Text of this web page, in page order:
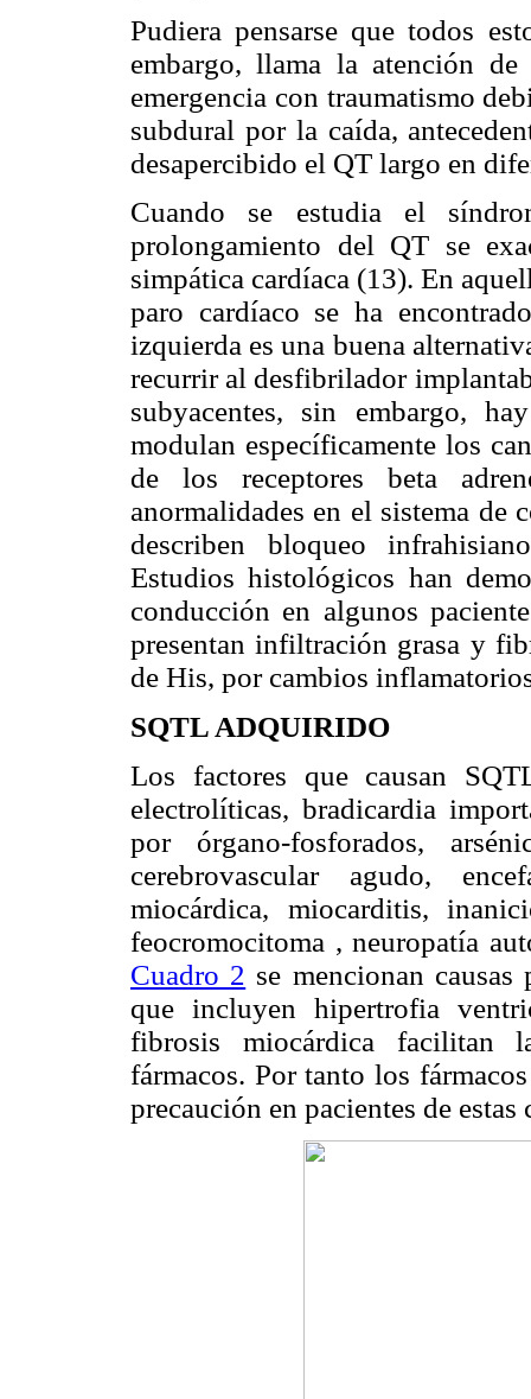
Pudiera pensarse que todos
embargo, llama la atención
emergencia con traumatismo
subdural por la caída,
desapercibido el QT largo en
Cuando se estudia el
prolongamiento del QT se
simpática cardíaca (13). En
paro cardíaco se ha
izquierda es una buena
recurrir al desfibrilador
subyacentes, sin embargo,
modulan específicamente los
de los receptores beta
anormalidades en el sistema de
describen bloqueo
Estudios histológicos han
conducción en algunos
presentan infiltración grasa y
de His, por cambios
SQTL ADQUIRIDO
Los factores que causan
electrolíticas, bradicardia
por órgano-fosforados,
cerebrovascular agudo,
miocárdica, miocarditis,
feocromocitoma , neuropatía
Cuadro 2 se mencionan
que incluyen hipertrofia
fibrosis miocárdica facilitan
fármacos. Por tanto los
precaución en pacientes de estas